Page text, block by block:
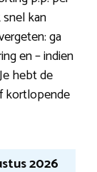
kan
ga
en – indien
hebt de
kortlopende
2026